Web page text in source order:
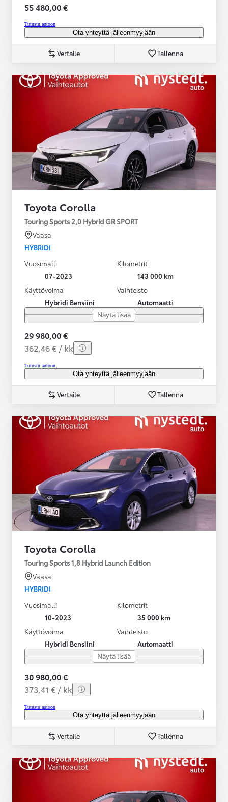
55 480,00 €
Tutustu autoon
Ota yhteyttä jälleenmyyjään
Vertaile Tallenna
Toyota Corolla
Touring Sports 2,0 Hybrid GR SPORT
Vaasa
HYBRIDI
Vuosimalli
07-2023
Kilometrit
143 000 km
Käyttövoima
Hybridi Bensiini
Vaihteisto
Automaatti
Näytä lisää
29 980,00 €
362,46 € / kk
Tutustu autoon
Ota yhteyttä jälleenmyyjään
Vertaile Tallenna
Toyota Corolla
Touring Sports 1,8 Hybrid Launch Edition
Vaasa
HYBRIDI
Vuosimalli
10-2023
Kilometrit
35 000 km
Käyttövoima
Hybridi Bensiini
Vaihteisto
Automaatti
Näytä lisää
30 980,00 €
373,41 € / kk
Tutustu autoon
Ota yhteyttä jälleenmyyjään
Vertaile Tallenna